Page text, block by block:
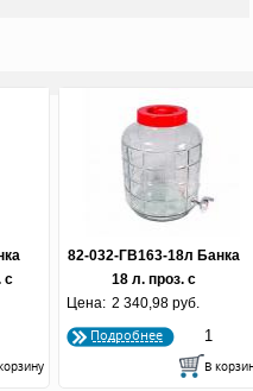
с
82-032-ГВ163-18л Банка
18 л. проз. с
гидрозатворной
крышкой и краником
Цена: 2 340,98 руб.
Подробнее